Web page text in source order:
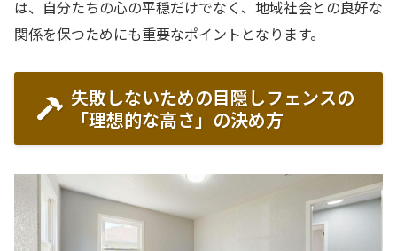
は、自分たちの心の平穏だけでなく、地域社会との良好な
関係を保つためにも重要なポイントとなります。
失敗しないための目隠しフェンスの
「理想的な高さ」の決め方